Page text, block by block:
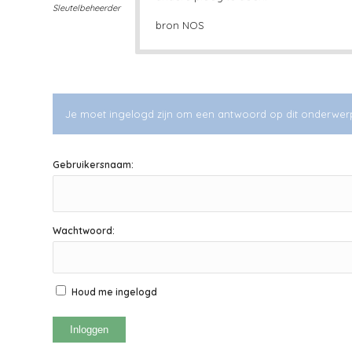
Sleutelbeheerder
bron NOS
Je moet ingelogd zijn om een antwoord op dit
Gebruikersnaam:
Wachtwoord:
Houd me ingelogd
Inloggen